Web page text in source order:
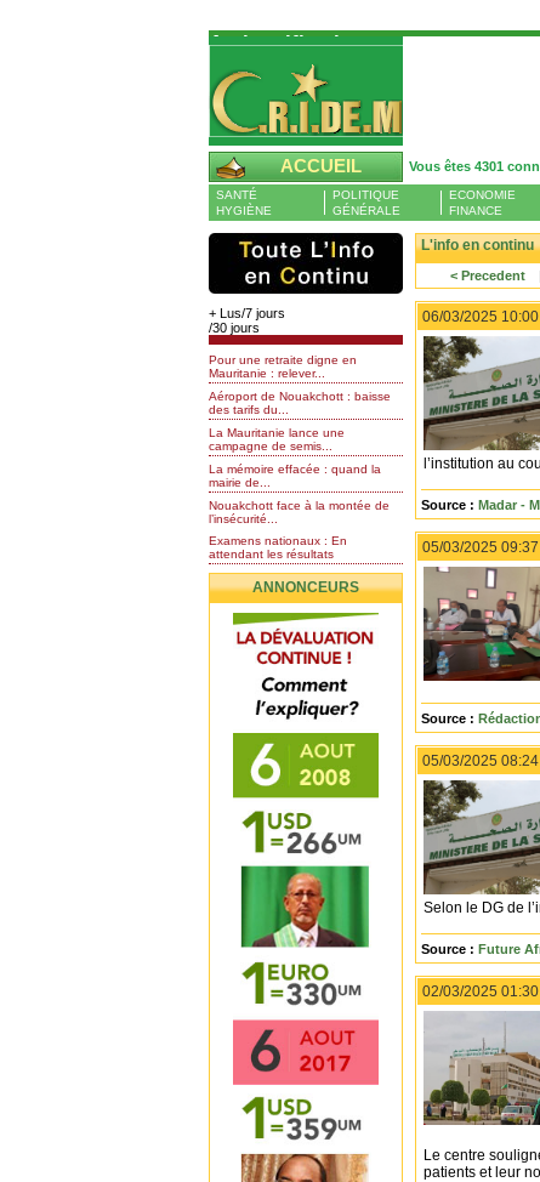
Authentification
Pour S'authentifier veuillez fournir votre
Pseudo et Mot de passer et cliquez sur :
connecter
Pseudo
Mot de passe
ACCUEIL Vous êtes 4301
Liste des membres en ligne (0)
SANTÉ
HYGIÈNE
POLITIQUE
GÉNÉRALE
ECONOMIE
FINANCE
+ Lus/7 jours
/30 jours
Pour une retraite digne en
Mauritanie : relever...
Aéroport de Nouakchott : baisse
des tarifs du...
La Mauritanie lance une
campagne de semis...
La mémoire effacée : quand la
mairie de...
Nouakchott face à la montée de
l’insécurité...
Examens nationaux : En
attendant les résultats
Nomination de l’Honorable Diye
Ba au poste de...
Mauritanie : les résultats du
baccalauréat 2026...
Mauritanie : Les 10 premiers au
BEPC 2026
Un syndicat de l’enseignement
rejette la...
ANNONCEURS
L'info en continu
< Precedent
06/03/2025
l’institution au
Source : Madar -
05/03/2025
Source :
05/03/2025
Selon le DG de
Source : Future
02/03/2025
Le centre
patients et leur